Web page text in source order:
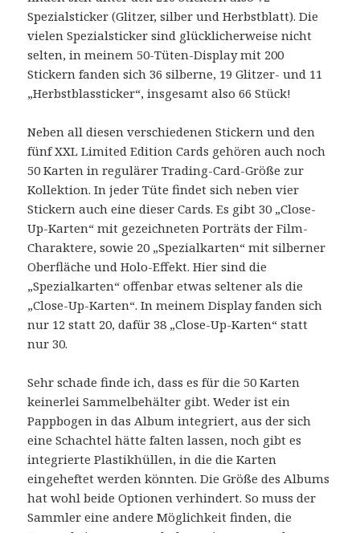
Spezialsticker (Glitzer, silber und Herbstblatt). Die
vielen Spezialsticker sind glücklicherweise nicht
selten, in meinem 50-Tüten-Display mit 200
Stickern fanden sich 36 silberne, 19 Glitzer- und 11
„Herbstblassticker“, insgesamt also 66 Stück!
Neben all diesen verschiedenen Stickern und den
fünf XXL Limited Edition Cards gehören auch noch
50 Karten in regulärer Trading-Card-Größe zur
Kollektion. In jeder Tüte findet sich neben vier
Stickern auch eine dieser Cards. Es gibt 30 „Close-
Up-Karten“ mit gezeichneten Porträts der Film-
Charaktere, sowie 20 „Spezialkarten“ mit silberner
Oberfläche und Holo-Effekt. Hier sind die
„Spezialkarten“ offenbar etwas seltener als die
„Close-Up-Karten“. In meinem Display fanden sich
nur 12 statt 20, dafür 38 „Close-Up-Karten“ statt
nur 30.
Sehr schade finde ich, dass es für die 50 Karten
keinerlei Sammelbehälter gibt. Weder ist ein
Pappbogen in das Album integriert, aus der sich
eine Schachtel hätte falten lassen, noch gibt es
integrierte Plastikhüllen, in die die Karten
eingeheftet werden könnten. Die Größe des Albums
hat wohl beide Optionen verhindert. So muss der
Sammler eine andere Möglichkeit finden, die